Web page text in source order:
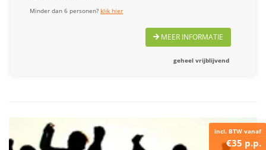
Minder dan 6 personen?klik hier
MEER INFORMATIE
geheel vrijblijvend
incl. BTW vanaf
€35 p.p.